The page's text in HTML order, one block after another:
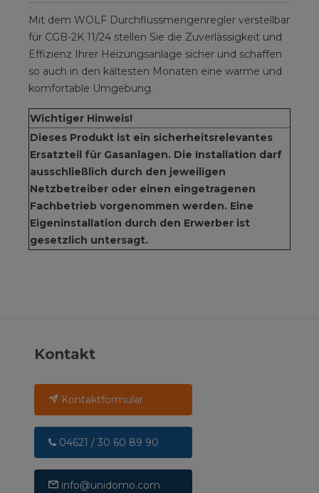
Mit dem WOLF Durchflussmengenregler verstellbar
für CGB-2K 11/24 stellen Sie die Zuverlässigkeit und
Effizienz Ihrer Heizungsanlage sicher und schaffen
so auch in den kältesten Monaten eine warme und
komfortable Umgebung.
Wichtiger Hinweis!
Dieses Produkt ist ein sicherheitsrelevantes
Ersatzteil für Gasanlagen. Die Installation darf
ausschließlich durch den jeweiligen
Netzbetreiber oder einen eingetragenen
Fachbetrieb vorgenommen werden. Eine
Eigeninstallation durch den Erwerber ist
gesetzlich untersagt.
Kontakt
Kontaktformular
04621 / 30 60 89 90
info@unidomo.com